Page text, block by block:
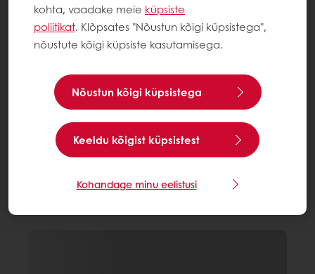
kohta, vaadake meie küpsiste
poliitikat. Klõpsates "Nõustun kõigi küpsistega",
nõustute kõigi küpsiste kasutamisega.
Nõustun kõigi küpsistega
Keeldu kõigist küpsistest
Kohandage minu eelistusi